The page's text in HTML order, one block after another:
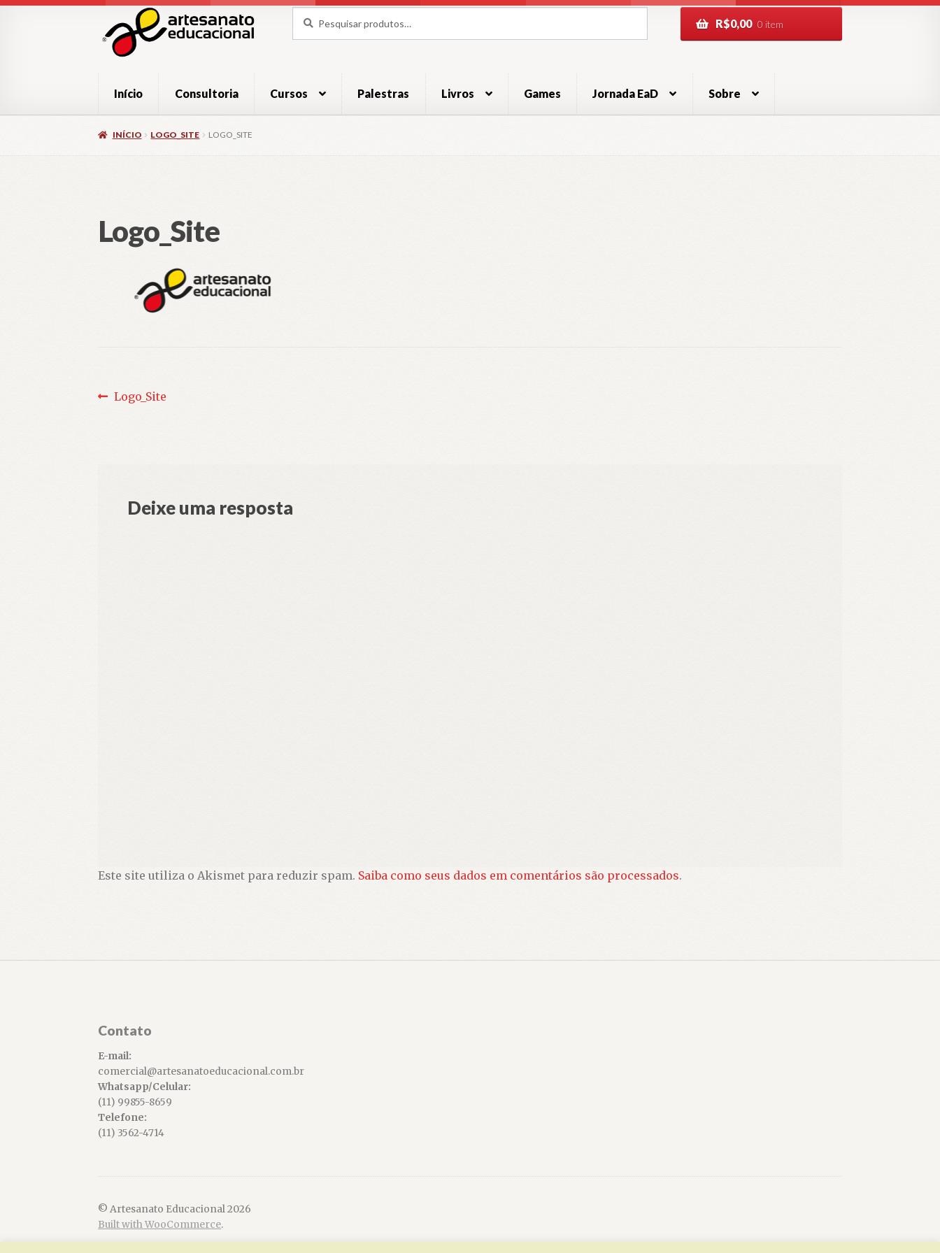
para
navegação
para
por:
R$0,00 0 item
Início Consultoria Cursos Palestras Livros Games Jornada EaD Sobre
INÍCIO LOGO_SITE LOGO_SITE
Logo_Site
Navegação
Post
Logo_Site
Deixe uma resposta
Este site utiliza o Akismet para reduzir spam. Saiba como seus dados em comentários são processados.
Contato
E-mail:
comercial@artesanatoeducacional.com.br
Whatsapp/Celular:
(11) 99855-8659
Telefone:
(11) 3562-4714
© Artesanato Educacional 2026
Built with WooCommerce.